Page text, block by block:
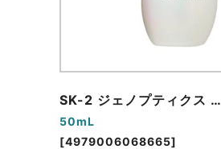
SK-2 ジェノプティクス …
50mL
[4979006068665]